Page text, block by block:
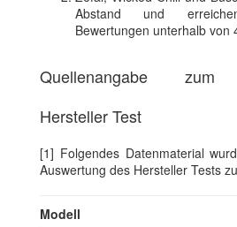
Abstand und
Bewertungen unterhalb von
Quellenangabe zum
Hersteller Test
[1] Folgendes Datenmaterial
Auswertung des Hersteller Tests
Modell